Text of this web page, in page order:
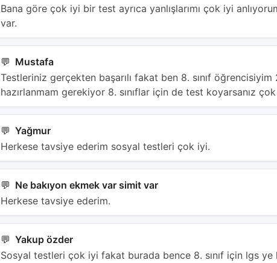
Bana göre çok iyi bir test ayrıca yanlışlarımı çok iyi
var.
Mustafa
Testleriniz gerçekten başarılı fakat ben 8. sınıf
hazırlanmam gerekiyor 8. sınıflar için de test koyarsanız
Yağmur
Herkese tavsiye ederim sosyal testleri çok iyi.
Ne bakıyon ekmek var simit var
Herkese tavsiye ederim.
Yakup özder
Sosyal testleri çok iyi fakat burada bence 8. sınıf için lgs ye